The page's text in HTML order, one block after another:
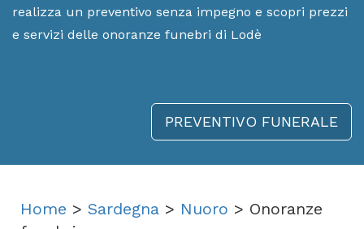
realizza un preventivo senza impegno e scopri prezzi
e servizi delle onoranze funebri di Lodè
PREVENTIVO FUNERALE
Home > Sardegna > Nuoro > Onoranze